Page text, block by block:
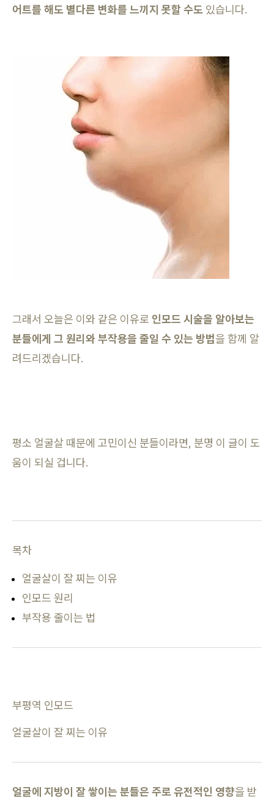
어트를 해도 별다른 변화를 느끼지 못할 수도 있습니다.
그래서 오늘은 이와 같은 이유로 인모드 시술을 알아보는
분들에게 그 원리와 부작용을 줄일 수 있는 방법을 함께 알
려드리겠습니다.
평소 얼굴살 때문에 고민이신 분들이라면, 분명 이 글이 도
움이 되실 겁니다.
목차
얼굴살이 잘 찌는 이유
인모드 원리
부작용 줄이는 법
부평역 인모드
얼굴살이 잘 찌는 이유
얼굴에 지방이 잘 쌓이는 분들은 주로 유전적인 영향을 받